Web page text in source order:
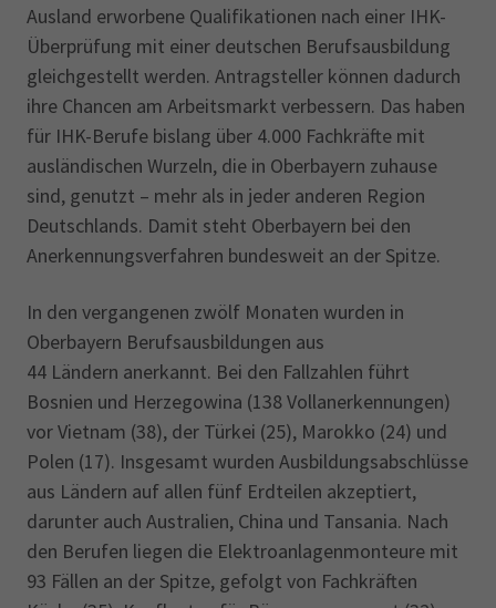
Ausland erworbene Qualifikationen nach einer IHK-
Überprüfung mit einer deutschen Berufsausbildung
gleichgestellt werden. Antragsteller können dadurch
ihre Chancen am Arbeitsmarkt verbessern. Das haben
für IHK-Berufe bislang über 4.000 Fachkräfte mit
ausländischen Wurzeln, die in Oberbayern zuhause
sind, genutzt – mehr als in jeder anderen Region
Deutschlands. Damit steht Oberbayern bei den
Anerkennungsverfahren bundesweit an der Spitze.
In den vergangenen zwölf Monaten wurden in
Oberbayern Berufsausbildungen aus
44 Ländern anerkannt. Bei den Fallzahlen führt
Bosnien und Herzegowina (138 Vollanerkennungen)
vor Vietnam (38), der Türkei (25), Marokko (24) und
Polen (17). Insgesamt wurden Ausbildungsabschlüsse
aus Ländern auf allen fünf Erdteilen akzeptiert,
darunter auch Australien, China und Tansania. Nach
den Berufen liegen die Elektroanlagenmonteure mit
93 Fällen an der Spitze, gefolgt von Fachkräften